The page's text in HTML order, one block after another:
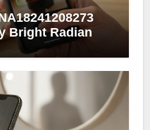
Bright Radiance